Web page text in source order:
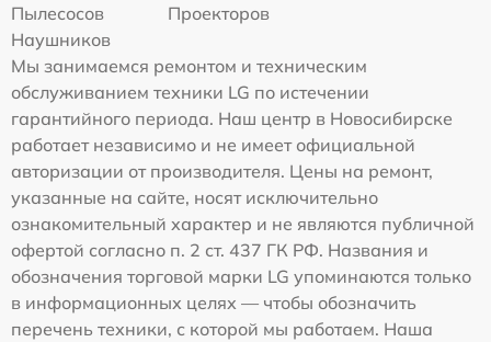
Пылесосов
Проекторов
Наушников
Мы занимаемся ремонтом и техническим
обслуживанием техники LG по истечении
гарантийного периода. Наш центр в Новосибирске
работает независимо и не имеет официальной
авторизации от производителя. Цены на ремонт,
указанные на сайте, носят исключительно
ознакомительный характер и не являются публичной
офертой согласно п. 2 ст. 437 ГК РФ. Названия и
обозначения торговой марки LG упоминаются только
в информационных целях — чтобы обозначить
перечень техники, с которой мы работаем. Наша